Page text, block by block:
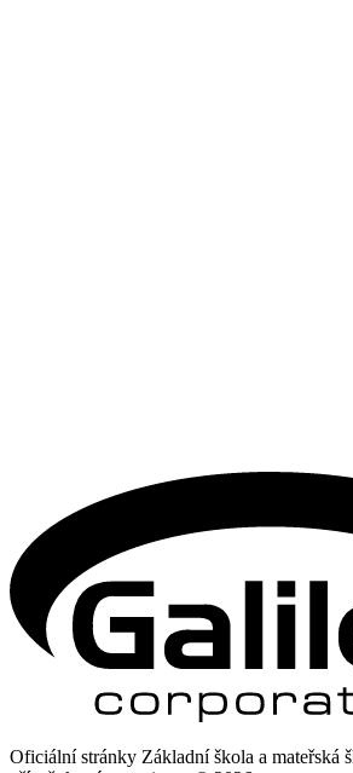
Oficiální stránky Základní škola a mateřská